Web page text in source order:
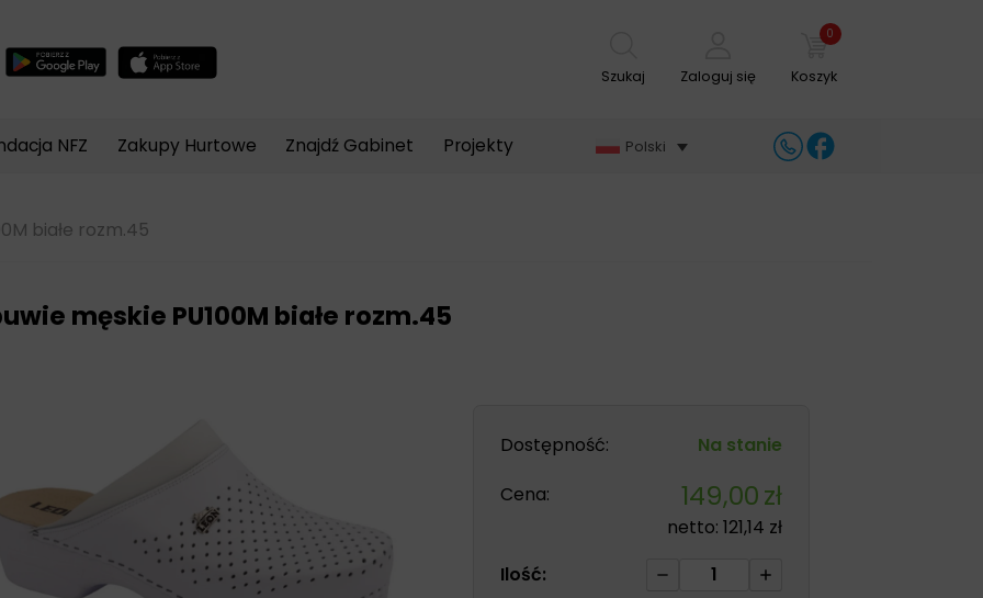
Szukaj Zaloguj się
0
Koszyk
NFZ Zakupy Hurtowe Znajdź Gabinet Projekty Polski
białe rozm.45
męskie PU100M białe rozm.45
Dostępność:
Na stanie
Cena:
149,00zł
netto:121,14 zł
Ilość:
ilość